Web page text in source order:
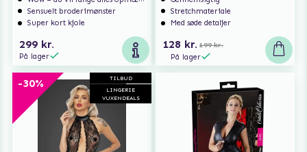
Sensuelt broderimønster
Super kort kjole
299 kr.
På lager
Stretchmateriale
Med søde detaljer
128 kr. 199 kr.
På lager
TILBUD
LINGERIE
VUXENDEALS
-30%